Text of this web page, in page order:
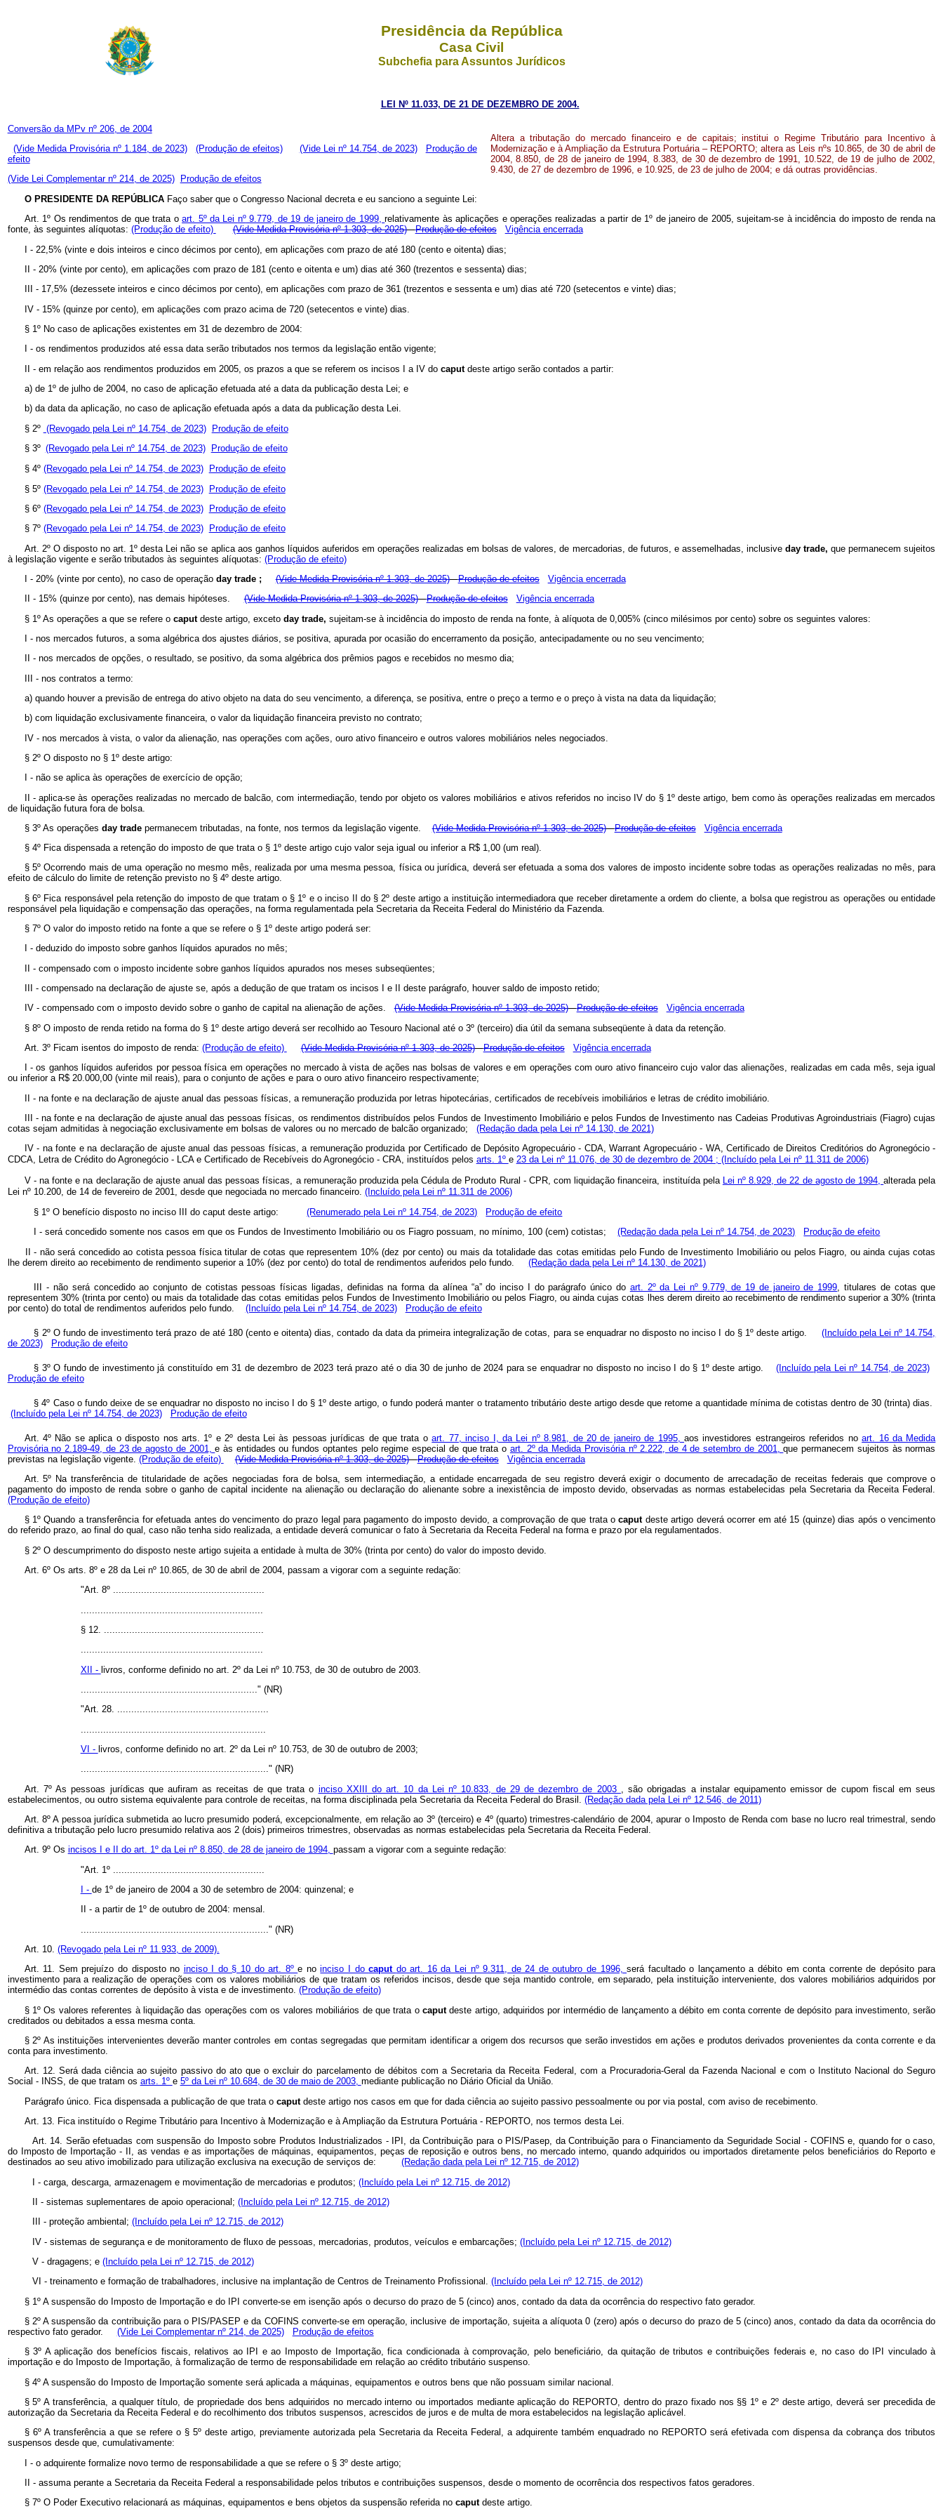
Presidência da República
Casa Civil
Subchefia para Assuntos Jurídicos
LEI Nº 11.033, DE 21 DE DEZEMBRO DE 2004.
Conversão da MPv nº 206, de 2004
(Vide Medida Provisória nº 1.184, de 2023)
(Produção de efeitos) (Vide Lei nº 14.754, de 2023)
Produção de
efeito
(Vide Lei Complementar nº 214, de 2025)
Produção de efeitos
Altera a tributação do mercado financeiro e de capitais; institui o Regime Tributário para Incentivo à
Modernização e à Ampliação da Estrutura Portuária – REPORTO; altera as Leis nºs 10.865, de 30 de abril de
2004, 8.850, de 28 de janeiro de 1994, 8.383, de 30 de dezembro de 1991, 10.522, de 19 de julho de 2002,
9.430, de 27 de dezembro de 1996, e 10.925, de 23 de julho de 2004; e dá outras providências.
O PRESIDENTE DA REPÚBLICA Faço saber que o Congresso Nacional decreta e eu sanciono a seguinte Lei:
Art. 1º Os rendimentos de que trata oart. 5º da Lei nº9.779, de 19 de janeiro de 1999,relativamente às aplicações e operações realizadas a partir de 1º de janeiro de 2005, sujeitam-se à incidência do imposto de renda na
fonte, às seguintes alíquotas: (Produção de efeito) (Vide Medida Provisória nº 1.303, de 2025) Produção de efeitos
Vigência encerrada
I - 22,5% (vinte e dois inteiros e cinco décimos por cento), em aplicações com prazo de até 180 (cento e oitenta) dias;
II - 20% (vinte por cento), em aplicações com prazo de 181 (cento e oitenta e um) dias até 360 (trezentos e sessenta) dias;
III - 17,5% (dezessete inteiros e cinco décimos por cento), em aplicações com prazo de 361 (trezentos e sessenta e um) dias até 720 (setecentos e vinte) dias;
IV - 15% (quinze por cento), em aplicações com prazo acima de 720 (setecentos e vinte) dias.
§ 1º No caso de aplicações existentes em 31 de dezembro de 2004:
I - os rendimentos produzidos até essa data serão tributados nos termos da legislação então vigente;
II - em relação aos rendimentos produzidos em 2005, os prazos a que se referem os incisos I a IV do caput deste artigo serão contados a partir:
a) de 1º de julho de 2004, no caso de aplicação efetuada até a data da publicação desta Lei; e
b) da data da aplicação, no caso de aplicação efetuada após a data da publicação desta Lei.
§ 2º (Revogado pela Lei nº 14.754, de 2023)
Produção de efeito
§ 3º (Revogado pela Lei nº 14.754, de 2023)
Produção de efeito
§ 4º (Revogado pela Lei nº 14.754, de 2023)
Produção de efeito
§ 5º (Revogado pela Lei nº 14.754, de 2023)
Produção de efeito
§ 6º (Revogado pela Lei nº 14.754, de 2023)
Produção de efeito
§ 7º (Revogado pela Lei nº 14.754, de 2023)
Produção de efeito
Art. 2º O disposto no art. 1º desta Lei não se aplica aos ganhos líquidos auferidos em operações realizadas em bolsas de valores, de mercadorias, de futuros, e assemelhadas, inclusiveday trade,que permanecem sujeitos
à legislação vigente e serão tributados às seguintes alíquotas: (Produção de efeito)
I - 20% (vinte por cento), no caso de operação day trade ; (Vide Medida Provisória nº 1.303, de 2025) Produção de efeitos
Vigência encerrada
II - 15% (quinze por cento), nas demais hipóteses.
(Vide Medida Provisória nº 1.303, de 2025) Produção de efeitos
Vigência encerrada
§ 1º As operações a que se refere o caput deste artigo, exceto day trade, sujeitam-se à incidência do imposto de renda na fonte, à alíquota de 0,005% (cinco milésimos por cento) sobre os seguintes valores:
I - nos mercados futuros, a soma algébrica dos ajustes diários, se positiva, apurada por ocasião do encerramento da posição, antecipadamente ou no seu vencimento;
II - nos mercados de opções, o resultado, se positivo, da soma algébrica dos prêmios pagos e recebidos no mesmo dia;
III - nos contratos a termo:
a) quando houver a previsão de entrega do ativo objeto na data do seu vencimento, a diferença, se positiva, entre o preço a termo e o preço à vista na data da liquidação;
b) com liquidação exclusivamente financeira, o valor da liquidação financeira previsto no contrato;
IV - nos mercados à vista, o valor da alienação, nas operações com ações, ouro ativo financeiro e outros valores mobiliários neles negociados.
§ 2º O disposto no § 1º deste artigo:
I - não se aplica às operações de exercício de opção;
II - aplica-se às operações realizadas no mercado de balcão, com intermediação, tendo por objeto os valores mobiliários e ativos referidos no inciso IV do § 1º deste artigo, bem como às operações realizadas em mercados
de liquidação futura fora de bolsa.
§ 3º As operações day trade permanecem tributadas, na fonte, nos termos da legislação vigente. (Vide Medida Provisória nº 1.303, de 2025) Produção de efeitos
Vigência encerrada
§ 4º Fica dispensada a retenção do imposto de que trata o § 1º deste artigo cujo valor seja igual ou inferior a R$ 1,00 (um real).
§ 5º Ocorrendo mais de uma operação no mesmo mês, realizada por uma mesma pessoa, física ou jurídica, deverá ser efetuada a soma dos valores de imposto incidente sobre todas as operações realizadas no mês, para
efeito de cálculo do limite de retenção previsto no § 4º deste artigo.
§ 6º Fica responsável pela retenção do imposto de que tratam o § 1º e o inciso II do § 2º deste artigo a instituição intermediadora que receber diretamente a ordem do cliente, a bolsa que registrou as operações ou entidade
responsável pela liquidação e compensação das operações, na forma regulamentada pela Secretaria da Receita Federal do Ministério da Fazenda.
§ 7º O valor do imposto retido na fonte a que se refere o § 1º deste artigo poderá ser:
I - deduzido do imposto sobre ganhos líquidos apurados no mês;
II - compensado com o imposto incidente sobre ganhos líquidos apurados nos meses subseqüentes;
III - compensado na declaração de ajuste se, após a dedução de que tratam os incisos I e II deste parágrafo, houver saldo de imposto retido;
IV - compensado com o imposto devido sobre o ganho de capital na alienação de ações.
(Vide Medida Provisória nº 1.303, de 2025) Produção de efeitos
Vigência encerrada
§ 8º O imposto de renda retido na forma do § 1º deste artigo deverá ser recolhido ao Tesouro Nacional até o 3º (terceiro) dia útil da semana subseqüente à data da retenção.
Art. 3º Ficam isentos do imposto de renda: (Produção de efeito) (Vide Medida Provisória nº 1.303, de 2025) Produção de efeitos
Vigência encerrada
I - os ganhos líquidos auferidos por pessoa física em operações no mercado à vista de ações nas bolsas de valores e em operações com ouro ativo financeiro cujo valor das alienações, realizadas em cada mês, seja igual
ou inferior a R$ 20.000,00 (vinte mil reais), para o conjunto de ações e para o ouro ativo financeiro respectivamente;
II - na fonte e na declaração de ajuste anual das pessoas físicas, a remuneração produzida por letras hipotecárias, certificados de recebíveis imobiliários e letras de crédito imobiliário.
III - na fonte e na declaração de ajuste anual das pessoas físicas, os rendimentos distribuídos pelos Fundos de Investimento Imobiliário e pelos Fundos de Investimento nas Cadeias Produtivas Agroindustriais (Fiagro) cujas
cotas sejam admitidas à negociação exclusivamente em bolsas de valores ou no mercado de balcão organizado; (Redação dada pela Lei nº 14.130, de 2021)
IV - na fonte e na declaração de ajuste anual das pessoas físicas, a remuneração produzida por Certificado de Depósito Agropecuário - CDA, Warrant Agropecuário - WA, Certificado de Direitos Creditórios do Agronegócio -
CDCA, Letra de Crédito do Agronegócio - LCA e Certificado de Recebíveis do Agronegócio - CRA, instituídos pelos arts. 1º e 23 da Lei nº 11.076, de 30 de dezembro de 2004 ; (Incluído pela Lei nº 11.311 de 2006)
V - na fonte e na declaração de ajuste anual das pessoas físicas, a remuneração produzida pela Cédula de Produto Rural - CPR, com liquidação financeira, instituída pela
Lei nº 8.929, de 22 de agosto de 1994,alterada pela
Lei nº 10.200, de 14 de fevereiro de 2001, desde que negociada no mercado financeiro. (Incluído pela Lei nº 11.311 de 2006)
§ 1ºO benefício disposto no inciso III do caput deste artigo: (Renumerado pela Lei nº 14.754, de 2023)
Produção de efeito
I - será concedido somente nos casos em que os Fundos de Investimento Imobiliário ou os Fiagro possuam, no mínimo, 100 (cem) cotistas;
(Redação dada pela Lei nº 14.754, de 2023)
Produção de efeito
II - não será concedido ao cotista pessoa física titular de cotas que representem 10% (dez por cento) ou mais da totalidade das cotas emitidas pelo Fundo de Investimento Imobiliário ou pelos Fiagro, ou ainda cujas cotas
lhe derem direito ao recebimento de rendimento superior a 10% (dez por cento) do total de rendimentos auferidos pelo fundo. (Redação dada pela Lei nº 14.130, de 2021)
III - não será concedido ao conjunto de cotistas pessoas físicas ligadas, definidas na forma da alínea “a” do inciso I do parágrafo único do art. 2º da Lei nº 9.779, de 19 de janeiro de 1999 , titulares de cotas que
representem 30% (trinta por cento) ou mais da totalidade das cotas emitidas pelos Fundos de Investimento Imobiliário ou pelos Fiagro, ou ainda cujas cotas lhes derem direito ao recebimento de rendimento superior a 30% (trinta
por cento) do total de rendimentos auferidos pelo fundo.
(Incluído pela Lei nº 14.754, de 2023) Produção de efeito
§ 2º O fundo de investimento terá prazo de até 180 (cento e oitenta) dias, contado da data da primeira integralização de cotas, para se enquadrar no disposto no inciso I do § 1º deste artigo.
(Incluído pela Lei nº 14.754,
de 2023)
Produção de efeito
§ 3º O fundo de investimento já constituído em 31 de dezembro de 2023 terá prazo até o dia 30 de junho de 2024 para se enquadrar no disposto no inciso I do § 1º deste artigo.
(Incluído pela Lei nº 14.754, de 2023)
Produção de efeito
§ 4º Caso o fundo deixe de se enquadrar no disposto no inciso I do § 1º deste artigo, o fundo poderá manter o tratamento tributário deste artigo desde que retome a quantidade mínima de cotistas dentro de 30 (trinta) dias.
(Incluído pela Lei nº 14.754, de 2023)
Produção de efeito
Art. 4º Não se aplica o disposto nos arts. 1º e 2º desta Lei às pessoas jurídicas de que trata oart. 77, inciso I, da Lei nº 8.981, de 20 de janeiro de 1995,aos investidores estrangeiros referidos noart. 16 da Medida
Provisória no 2.189-49, de 23 de agosto de 2001,e às entidades ou fundos optantes pelo regime especial de que trata o art. 2º da Medida Provisória nº 2.222, de 4 de setembro de 2001,que permanecem sujeitos às normas
previstas na legislação vigente. (Produção de efeito) (Vide Medida Provisória nº 1.303, de 2025) Produção de efeitos
Vigência encerrada
Art. 5º Na transferência de titularidade de ações negociadas fora de bolsa, sem intermediação, a entidade encarregada de seu registro deverá exigir o documento de arrecadação de receitas federais que comprove o
pagamento do imposto de renda sobre o ganho de capital incidente na alienação ou declaração do alienante sobre a inexistência de imposto devido, observadas as normas estabelecidas pela Secretaria da Receita Federal.
(Produção de efeito)
§ 1º Quando a transferência for efetuada antes do vencimento do prazo legal para pagamento do imposto devido, a comprovação de que trata ocaput deste artigo deverá ocorrer em até 15 (quinze) dias após o vencimento
do referido prazo, ao final do qual, caso não tenha sido realizada, a entidade deverá comunicar o fato à Secretaria da Receita Federal na forma e prazo por ela regulamentados.
§ 2º O descumprimento do disposto neste artigo sujeita a entidade à multa de 30% (trinta por cento) do valor do imposto devido.
Art. 6º Os arts. 8º e 28 da Lei nº 10.865, de 30 de abril de 2004, passam a vigorar com a seguinte redação:
"Art. 8º ......................................................
§ 12. .........................................................
.................................................................
XII - livros, conforme definido no art. 2º da Lei nº 10.753, de 30 de outubro de 2003.
..............................................................." (NR)
"Art. 28. ......................................................
VI - livros, conforme definido no art. 2º da Lei nº 10.753, de 30 de outubro de 2003;
..................................................................." (NR)
Art. 7º As pessoas jurídicas que aufiram as receitas de que trata o inciso XXIII do art. 10 da Lei nº 10.833, de 29 de dezembro de 2003
, são obrigadas a instalar equipamento emissor de cupom fiscal em seus
estabelecimentos, ou outro sistema equivalente para controle de receitas, na forma disciplinada pela Secretaria da Receita Federal do Brasil. (Redação dada pela Lei nº 12.546, de 2011)
Art. 8º A pessoa jurídica submetida ao lucro presumido poderá, excepcionalmente, em relação ao 3º (terceiro) e 4º (quarto) trimestres-calendário de 2004, apurar o Imposto de Renda com base no lucro real trimestral, sendo
definitiva a tributação pelo lucro presumido relativa aos 2 (dois) primeiros trimestres, observadas as normas estabelecidas pela Secretaria da Receita Federal.
Art. 9º Os incisos I e II do art. 1º da Lei nº 8.850, de 28 de janeiro de 1994, passam a vigorar com a seguinte redação:
"Art. 1º ......................................................
I - de 1º de janeiro de 2004 a 30 de setembro de 2004: quinzenal; e
II - a partir de 1º de outubro de 2004: mensal.
..................................................................." (NR)
Art. 10. (Revogado pela Lei nº 11.933, de 2009).
Art. 11. Sem prejuízo do disposto no inciso I do § 10 do art. 8ºe noinciso I docaput do art. 16 da Lei nº 9.311, de 24 de outubro de 1996,será facultado o lançamento a débito em conta corrente de depósito para
investimento para a realização de operações com os valores mobiliários de que tratam os referidos incisos, desde que seja mantido controle, em separado, pela instituição interveniente, dos valores mobiliários adquiridos por
intermédio das contas correntes de depósito à vista e de investimento. (Produção de efeito)
§ 1º Os valores referentes à liquidação das operações com os valores mobiliários de que trata o caputdeste artigo, adquiridos por intermédio de lançamento a débito em conta corrente de depósito para investimento, serão
creditados ou debitados a essa mesma conta.
§ 2º As instituições intervenientes deverão manter controles em contas segregadas que permitam identificar a origem dos recursos que serão investidos em ações e produtos derivados provenientes da conta corrente e da
conta para investimento.
Art. 12. Será dada ciência ao sujeito passivo do ato que o excluir do parcelamento de débitos com a Secretaria da Receita Federal, com a Procuradoria-Geral da Fazenda Nacional e com o Instituto Nacional do Seguro
Social - INSS, de que tratam os arts. 1º e 5º da Lei nº 10.684, de 30 de maio de 2003, mediante publicação no Diário Oficial da União.
Parágrafo único. Fica dispensada a publicação de que trata o caput deste artigo nos casos em que for dada ciência ao sujeito passivo pessoalmente ou por via postal, com aviso de recebimento.
Art. 13. Fica instituído o Regime Tributário para Incentivo à Modernização e à Ampliação da Estrutura Portuária - REPORTO, nos termos desta Lei.
Art. 14. Serão efetuadas com suspensão do Imposto sobre Produtos Industrializados - IPI, da Contribuição para o PIS/Pasep, da Contribuição para o Financiamento da Seguridade Social - COFINS e, quando for o caso,
do Imposto de Importação - II, as vendas e as importações de máquinas, equipamentos, peças de reposição e outros bens, no mercado interno, quando adquiridos ou importados diretamente pelos beneficiários do Reporto e
destinados ao seu ativo imobilizado para utilização exclusiva na execução de serviços de: (Redação dada pela Lei nº 12.715, de 2012)
I - carga, descarga, armazenagem e movimentação de mercadorias e produtos; (Incluído pela Lei nº 12.715, de 2012)
II - sistemas suplementares de apoio operacional; (Incluído pela Lei nº 12.715, de 2012)
III - proteção ambiental; (Incluído pela Lei nº 12.715, de 2012)
IV - sistemas de segurança e de monitoramento de fluxo de pessoas, mercadorias, produtos, veículos e embarcações; (Incluído pela Lei nº 12.715, de 2012)
V - dragagens; e (Incluído pela Lei nº 12.715, de 2012)
VI - treinamento e formação de trabalhadores, inclusive na implantação de Centros de Treinamento Profissional. (Incluído pela Lei nº 12.715, de 2012)
§ 1º A suspensão do Imposto de Importação e do IPI converte-se em isenção após o decurso do prazo de 5 (cinco) anos, contado da data da ocorrência do respectivo fato gerador.
§ 2º A suspensão da contribuição para o PIS/PASEP e da COFINS converte-se em operação, inclusive de importação, sujeita a alíquota 0 (zero) após o decurso do prazo de 5 (cinco) anos, contado da data da ocorrência do
respectivo fato gerador. (Vide Lei Complementar nº 214, de 2025)
Produção de efeitos
§ 3º A aplicação dos benefícios fiscais, relativos ao IPI e ao Imposto de Importação, fica condicionada à comprovação, pelo beneficiário, da quitação de tributos e contribuições federais e, no caso do IPI vinculado à
importação e do Imposto de Importação, à formalização de termo de responsabilidade em relação ao crédito tributário suspenso.
§ 4º A suspensão do Imposto de Importação somente será aplicada a máquinas, equipamentos e outros bens que não possuam similar nacional.
§ 5º A transferência, a qualquer título, de propriedade dos bens adquiridos no mercado interno ou importados mediante aplicação do REPORTO, dentro do prazo fixado nos §§ 1º e 2º deste artigo, deverá ser precedida de
autorização da Secretaria da Receita Federal e do recolhimento dos tributos suspensos, acrescidos de juros e de multa de mora estabelecidos na legislação aplicável.
§ 6º A transferência a que se refere o § 5º deste artigo, previamente autorizada pela Secretaria da Receita Federal, a adquirente também enquadrado no REPORTO será efetivada com dispensa da cobrança dos tributos
suspensos desde que, cumulativamente:
I - o adquirente formalize novo termo de responsabilidade a que se refere o § 3º deste artigo;
II - assuma perante a Secretaria da Receita Federal a responsabilidade pelos tributos e contribuições suspensos, desde o momento de ocorrência dos respectivos fatos geradores.
§ 7º O Poder Executivo relacionará as máquinas, equipamentos e bens objetos da suspensão referida no caput deste artigo.